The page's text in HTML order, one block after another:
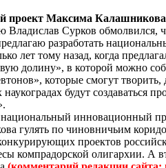
проект Максима Калашникова
Владислав Сурков обмолвился,
разработать
лет тому назад, когда
долину», в которой можно
которые смогут
наукоградах будут создаваться
инновационный
гулять по чиновничьим
проектов
компрадорской олигархии.